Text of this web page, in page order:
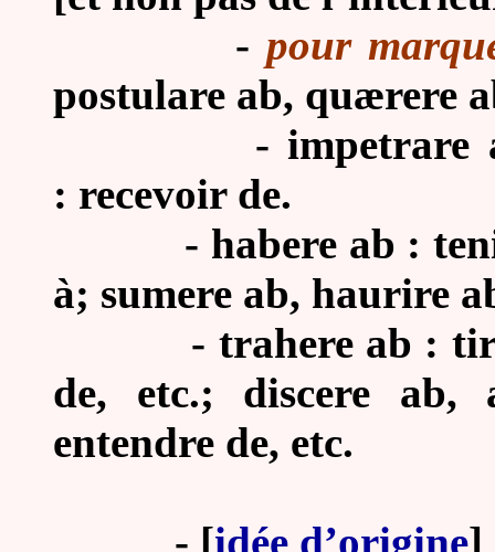
- pour
postulare ab, quærere
- impetrare
: recevoir de.
- habere ab :
à; sumere ab, haurire
- trahere ab :
de, etc.; discere ab,
entendre de, etc.
- [idée d’origine]